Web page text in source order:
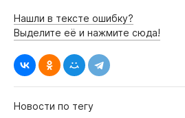
Нашли в тексте ошибку?
Выделите её и нажмите сюда!
Новости по тегу